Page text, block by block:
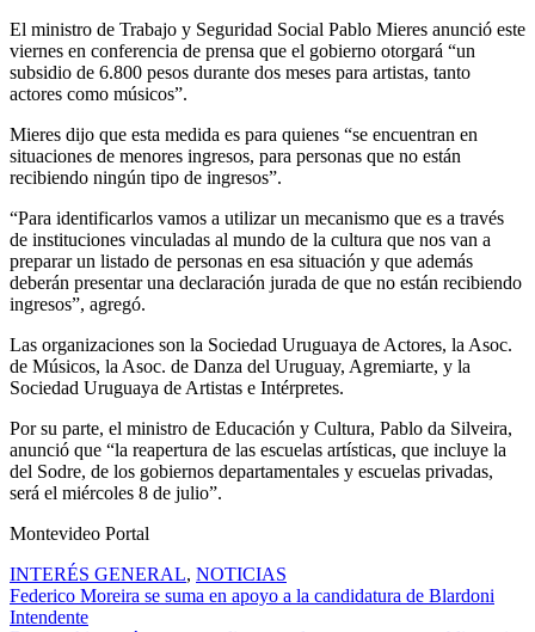
El ministro de Trabajo y Seguridad Social Pablo Mieres anunció este
viernes en conferencia de prensa que el gobierno otorgará “un
subsidio de 6.800 pesos durante dos meses para artistas, tanto
actores como músicos”.
Mieres dijo que esta medida es para quienes “se encuentran en
situaciones de menores ingresos, para personas que no están
recibiendo ningún tipo de ingresos”.
“Para identificarlos vamos a utilizar un mecanismo que es a través
de instituciones vinculadas al mundo de la cultura que nos van a
preparar un listado de personas en esa situación y que además
deberán presentar una declaración jurada de que no están recibiendo
ingresos”, agregó.
Las organizaciones son la Sociedad Uruguaya de Actores, la Asoc.
de Músicos, la Asoc. de Danza del Uruguay, Agremiarte, y la
Sociedad Uruguaya de Artistas e Intérpretes.
Por su parte, el ministro de Educación y Cultura, Pablo da Silveira,
anunció que “la reapertura de las escuelas artísticas, que incluye la
del Sodre, de los gobiernos departamentales y escuelas privadas,
será el miércoles 8 de julio”.
Montevideo Portal
INTERÉS GENERAL, NOTICIAS
Navegación
Federico Moreira se suma en apoyo a la candidatura de Blardoni
Intendente